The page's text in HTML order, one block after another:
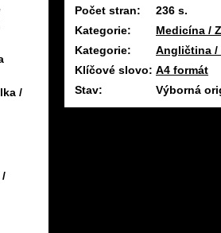
/
/
Počet stran:
236 s.
Kategorie:
Medicína /
Kategorie:
Angličtina /
Klíčové slovo: A4 formát
Stav:
Výborná